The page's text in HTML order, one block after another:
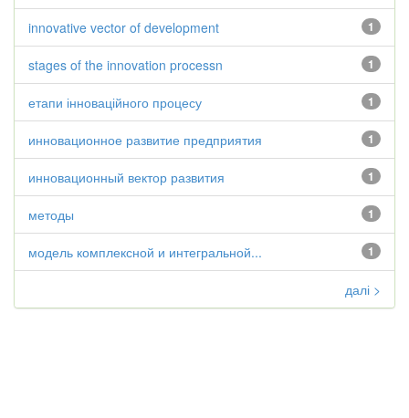
1
innovative vector of development
1
stages of the innovation processn
1
етапи інноваційного процесу
1
инновационное развитие предприятия
1
инновационный вектор развития
1
методы
1
модель комплексной и интегральной...
далі >